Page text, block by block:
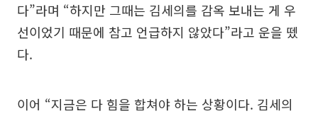
다”라며 “하지만 그때는 김세의를 감옥 보내는 게 우
선이었기 때문에 참고 언급하지 않았다”라고 운을 뗐
다.
이어 “지금은 다 힘을 합쳐야 하는 상황이다. 김세의